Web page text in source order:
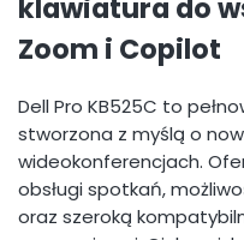
klawiatura do
Zoom i Copilot
Dell Pro KB525C to
stworzona z myślą o
wideokonferencjach.
obsługi spotkań,
oraz szeroką